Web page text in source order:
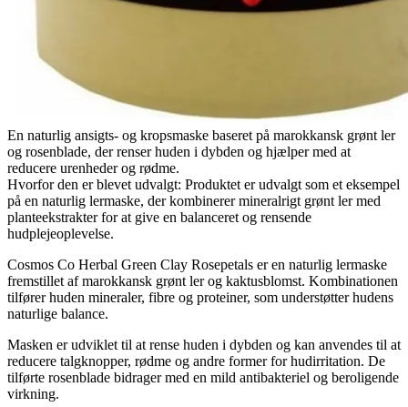
En naturlig ansigts- og kropsmaske baseret på marokkansk grønt ler
og rosenblade, der renser huden i dybden og hjælper med at
reducere urenheder og rødme.
Hvorfor den er blevet udvalgt: Produktet er udvalgt som et eksempel
på en naturlig lermaske, der kombinerer mineralrigt grønt ler med
planteekstrakter for at give en balanceret og rensende
hudplejeoplevelse.
Cosmos Co Herbal Green Clay Rosepetals er en naturlig lermaske
fremstillet af marokkansk grønt ler og kaktusblomst. Kombinationen
tilfører huden mineraler, fibre og proteiner, som understøtter hudens
naturlige balance.
Masken er udviklet til at rense huden i dybden og kan anvendes til at
reducere talgknopper, rødme og andre former for hudirritation. De
tilførte rosenblade bidrager med en mild antibakteriel og beroligende
virkning.